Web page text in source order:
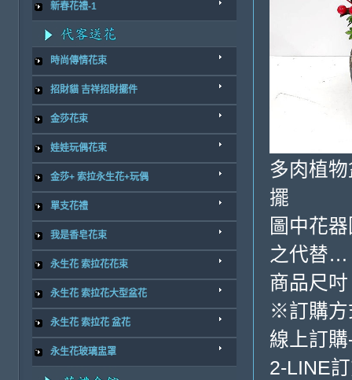
新春花禮-1
時尚傳情花束
招財貓 吉祥招財擺件
金莎花束
娃娃玩偶花束
金莎+ 索拉永生花+玩偶
單支花禮
我是香皂花束
永生花 索拉花花束
永生花 索拉花大型盆花
永生花 索拉花 盆花
永生花玻璃盅罩
多肉植
擺
圖中花
之代替…
商品尺
※訂購方
線上訂
2-LINE